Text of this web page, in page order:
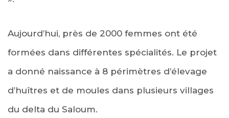
Aujourd’hui, près de 2000 femmes ont été
formées dans différentes spécialités. Le projet
a donné naissance à 8 périmètres d’élevage
d’huîtres et de moules dans plusieurs villages
du delta du Saloum.